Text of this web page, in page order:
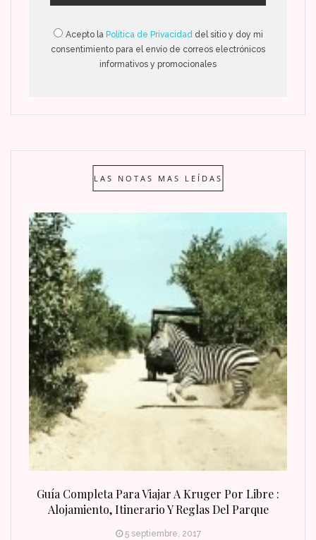
Acepto la Política de Privacidad del sitio y doy mi
consentimiento para el envío de correos electrónicos
informativos y promocionales
LAS NOTAS MAS LEÍDAS
Guía Completa Para Viajar A Kruger Por Libre :
Alojamiento, Itinerario Y Reglas Del Parque
5 septiembre, 2017